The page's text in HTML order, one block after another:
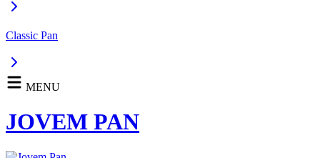
Classic Pan
MENU
JOVEM PAN